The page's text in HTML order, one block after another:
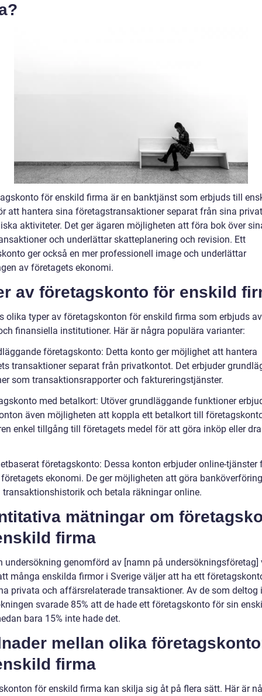
för enskild firma är en banktjänst som erbjuds till
att hantera sina företagstransaktioner separat från sina
aktiviteter. Det ger ägaren möjligheten att föra bok över
och underlättar skatteplanering och revision. Ett
ger också en mer professionell image och underlättar
av företagets ekonomi.
av företagskonto för enskild
olika typer av företagskonton för enskild firma som erbjuds
finansiella institutioner. Här är några populära varianter:
företagskonto: Detta konto ger möjlighet att hantera
transaktioner separat från privatkontot. Det erbjuder
som transaktionsrapporter och faktureringstjänster.
med betalkort: Utöver grundläggande funktioner
även möjligheten att koppla ett betalkort till
enkel tillgång till företagets medel för att göra inköp eller
företagskonto: Dessa konton erbjuder online-tjänster
ekonomi. De ger möjligheten att göra
transaktionshistorik och betala räkningar online.
mätningar om
firma
undersökning genomförd av [namn på undersökningsföretag]
många enskilda firmor i Sverige väljer att ha ett
privata och affärsrelaterade transaktioner. Av de som deltog i
svarade 85% att de hade ett företagskonto för sin
bara 15% inte hade det.
mellan olika
firma
för enskild firma kan skilja sig åt på flera sätt. Här är